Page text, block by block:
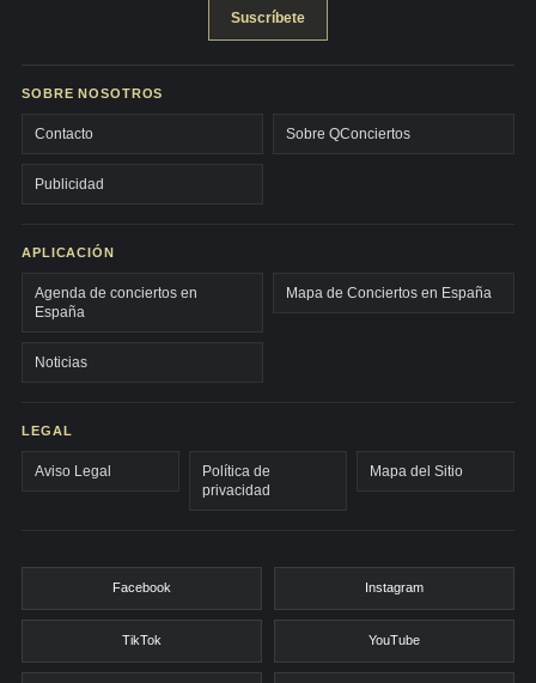
Suscríbete
SOBRE NOSOTROS
Contacto Sobre QConciertos
Publicidad
APLICACIÓN
Agenda de conciertos en
España
Mapa de Conciertos en España
Noticias
LEGAL
Aviso Legal
Política de
privacidad
Mapa del Sitio
Facebook Instagram
TikTok YouTube